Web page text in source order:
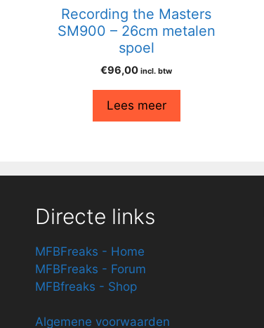
Recording the Masters
SM900 – 26cm metalen
spoel
€96,00 incl. btw
Lees meer
Directe links
MFBFreaks - Home
MFBFreaks - Forum
MFBfreaks - Shop
Algemene voorwaarden